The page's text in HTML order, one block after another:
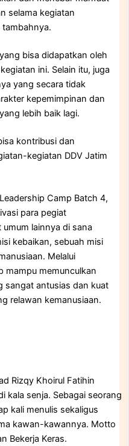
selama kegiatan
tambahnya.
bisa didapatkan oleh
ini. Selain itu, juga
yang secara tidak
kepemimpinan dan
lebih baik lagi.
kontribusi dan
kegiatan DDV Jatim
Camp Batch 4,
para pegiat
lainnya di sana
kebaikan, sebuah misi
Melalui
mampu memunculkan
sangat antusias dan kuat
relawan kemanusiaan.
Rizqy Khoirul Fatihin
kala senja. Sebagai seorang
kali menulis sekaligus
kawan-kawannya. Motto
Bekerja Keras.